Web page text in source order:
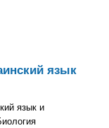
язык
язык и